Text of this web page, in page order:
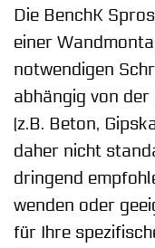
Die BenchK
einer
notwendigen
abhängig von
(z.B. Beton,
daher nicht
dringend
wenden oder
für Ihre